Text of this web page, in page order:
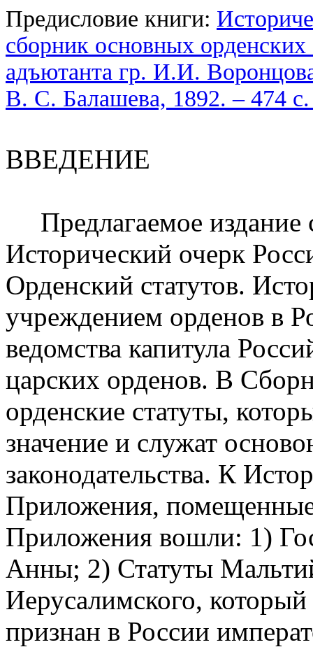
Предисловие книги:
сборник основных
адъютанта гр. И.И.
В. С. Балашева, 1892. – 474 c.
ВВЕДЕНИЕ
Предлагаемое издание
Исторический очерк
Орденский статутов.
учреждением орденов в
ведомства капитула
царских орденов. В
орденские статуты,
значение и служат
законодательства. К
Приложения,
Приложения вошли: 1)
Анны; 2) Статуты
Иерусалимского,
признан в России